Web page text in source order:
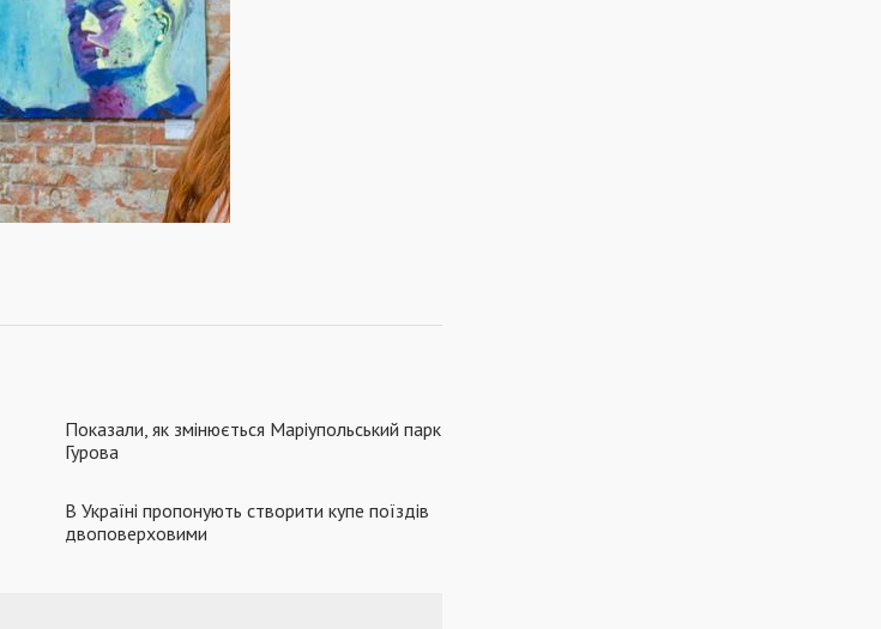
Показали, як змінюється Маріупольський парк
Гурова
В Україні пропонують створити купе поїздів
двоповерховими